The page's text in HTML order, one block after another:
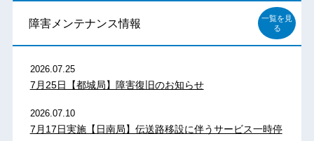
障害メンテナンス情報
一覧を見
る
2026.07.25
7月25日【都城局】障害復旧のお知らせ
2026.07.10
7月17日実施【日南局】伝送路移設に伴うサービス一時停